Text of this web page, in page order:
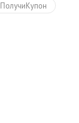
ПолучиКупон